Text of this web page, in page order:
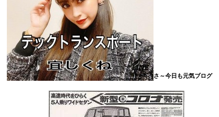
さ～今日も元気ブログ